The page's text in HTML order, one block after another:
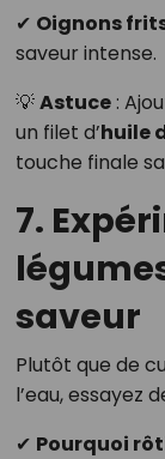
✔ Oignons
saveur intense.
💡Astuce:
un filet d’huile
touche finale
7.
saveur
Plutôt que de
l’eau, essayez
✔ Pourquoi